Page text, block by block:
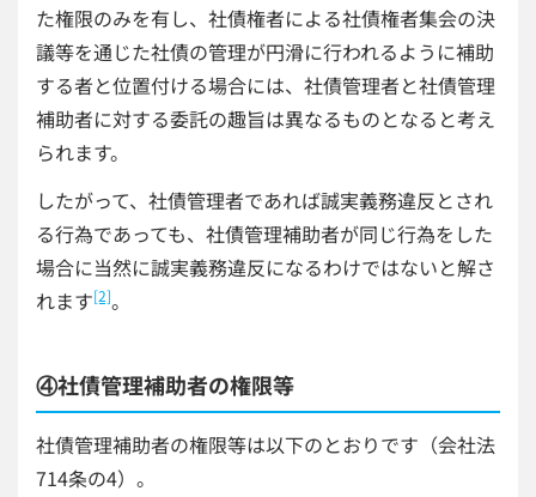
た権限のみを有し、社債権者による社債権者集会の決
議等を通じた社債の管理が円滑に行われるように補助
する者と位置付ける場合には、社債管理者と社債管理
補助者に対する委託の趣旨は異なるものとなると考え
られます。
したがって、社債管理者であれば誠実義務違反とされ
る行為であっても、社債管理補助者が同じ行為をした
場合に当然に誠実義務違反になるわけではないと解さ
れます[2]。
④社債管理補助者の権限等
社債管理補助者の権限等は以下のとおりです（会社法
714条の4）。